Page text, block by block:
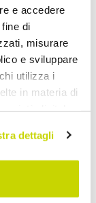
e accedere
di
misurare
e sviluppare
utilizza i
in materia di
in qualsiasi
facendo clic
dettagli